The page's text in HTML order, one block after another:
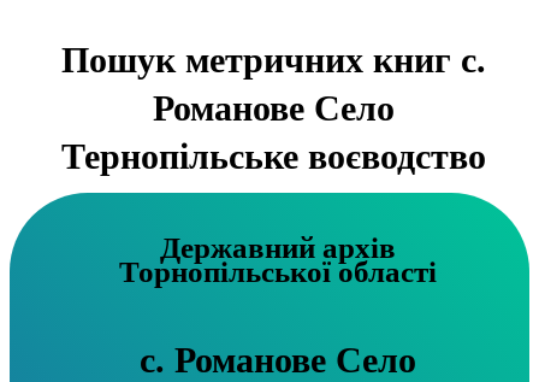
Пошук метричних книг с.
Романове Село
Тернопільське воєводство
Державний архів
Торнопільської області
с. Романове Село